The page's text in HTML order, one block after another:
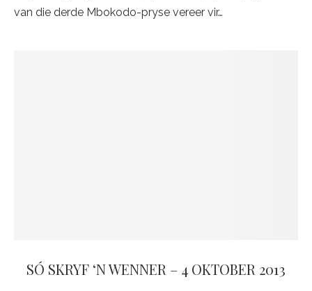
van die derde Mbokodo-pryse vereer vir…
SÓ SKRYF ‘N WENNER – 4 OKTOBER 2013